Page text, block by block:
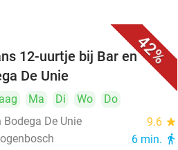
42%
12-uurtje bij Bar en
De Unie
Ma Di Wo
Do
Bodega De Unie
9.6 star
6 min. directions_walk